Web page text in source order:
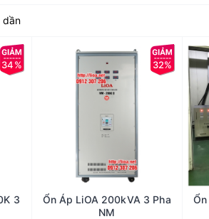
dần
34%
3
32%
Ổn Áp LiOA 200kVA 3 Pha
NM